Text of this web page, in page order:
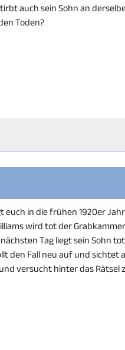
auch sein Sohn an
Toden?
euch in die frühen 1920er
wird tot der
Tag liegt sein Sohn
den Fall neu auf und sichtet
versucht hinter das Rätsel